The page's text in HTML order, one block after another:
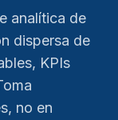
analítica de
dispersa de
KPIs
no en